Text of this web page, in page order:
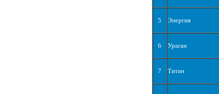
5 Энергия
6 Ураган
7 Титан